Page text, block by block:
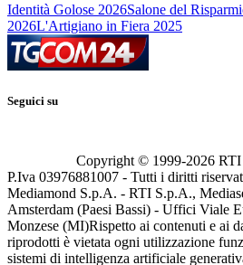
Identità Golose 2026Salone del
2026L'Artigiano in Fiera 2025
Seguici su
Copyright © 1999-2026 RTI
P.Iva 03976881007 - Tutti i diritti
Mediamond S.p.A. - RTI S.p.A.,
Amsterdam (Paesi Bassi) - Uffici Viale
Monzese (MI)Rispetto ai contenuti e ai
riprodotti è vietata ogni utilizzazione
sistemi di intelligenza artificiale